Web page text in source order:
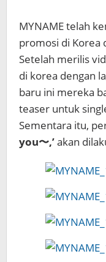
MYNAME telah
promosi di Korea
Setelah merilis
di korea dengan
baru ini mereka
teaser untuk
Sementara itu,
you〜,’akan